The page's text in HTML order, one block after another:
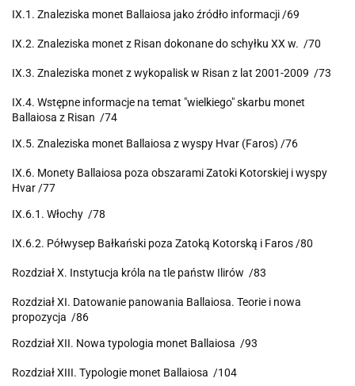
IX.1. Znaleziska monet Ballaiosa jako źródło informacji /69
IX.2. Znaleziska monet z Risan dokonane do schyłku XX w. /70
IX.3. Znaleziska monet z wykopalisk w Risan z lat 2001-2009 /73
IX.4. Wstępne informacje na temat "wielkiego" skarbu monet
Ballaiosa z Risan /74
IX.5. Znaleziska monet Ballaiosa z wyspy Hvar (Faros) /76
IX.6. Monety Ballaiosa poza obszarami Zatoki Kotorskiej i wyspy
Hvar /77
IX.6.1. Włochy /78
IX.6.2. Półwysep Bałkański poza Zatoką Kotorską i Faros /80
Rozdział X. Instytucja króla na tle państw Ilirów /83
Rozdział XI. Datowanie panowania Ballaiosa. Teorie i nowa
propozycja /86
Rozdział XII. Nowa typologia monet Ballaiosa /93
Rozdział XIII. Typologie monet Ballaiosa /104